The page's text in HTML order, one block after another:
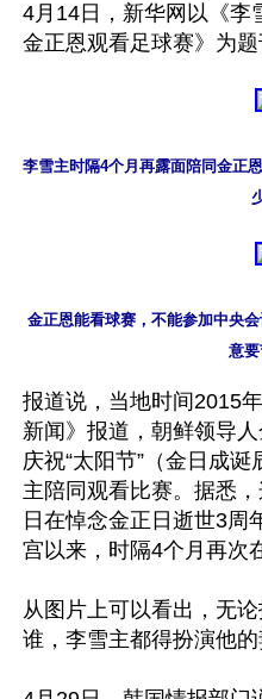
4月14日，新华网以《李
李雪主时隔4个月再露面陪同金正
金正恩能看球赛，不能参加中央
意要
报道说，当地时间2015
新闻》报道，朝鲜领导
庆祝“太阳节”（金日成
主陪同观看比赛。据悉
日在悼念金正日逝世3周
宫以来，时隔4个月再次
从图片上可以看出，无
谁，李雪主都得扮演他的